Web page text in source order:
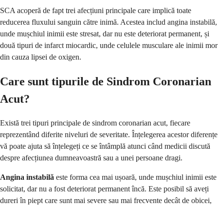
SCA acoperă de fapt trei afecțiuni principale care implică toate
reducerea fluxului sanguin către inimă. Acestea includ angina instabilă,
unde mușchiul inimii este stresat, dar nu este deteriorat permanent, și
două tipuri de infarct miocardic, unde celulele musculare ale inimii mor
din cauza lipsei de oxigen.
Care sunt tipurile de Sindrom Coronarian
Acut?
Există trei tipuri principale de sindrom coronarian acut, fiecare
reprezentând diferite niveluri de severitate. Înțelegerea acestor diferențe
vă poate ajuta să înțelegeți ce se întâmplă atunci când medicii discută
despre afecțiunea dumneavoastră sau a unei persoane dragi.
Angina instabilă este forma cea mai ușoară, unde mușchiul inimii este
solicitat, dar nu a fost deteriorat permanent încă. Este posibil să aveți
dureri în piept care sunt mai severe sau mai frecvente decât de obicei,